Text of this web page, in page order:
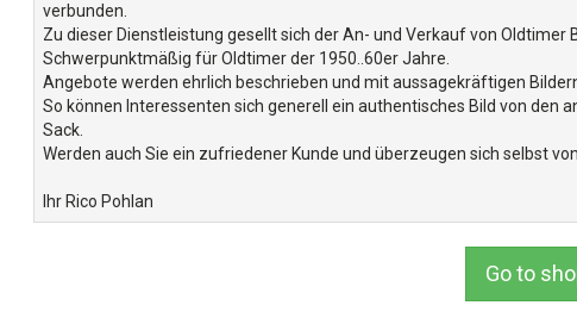
verbunden.
Zu dieser Dienstleistung gesellt sich der An- und Verkauf von
Schwerpunktmäßig für Oldtimer der 1950..60er Jahre.
Angebote werden ehrlich beschrieben und mit aussagekräftigen
So können Interessenten sich generell ein authentisches Bild von den
Sack.
Werden auch Sie ein zufriedener Kunde und überzeugen sich selbst
Ihr Rico Pohlan
Go to